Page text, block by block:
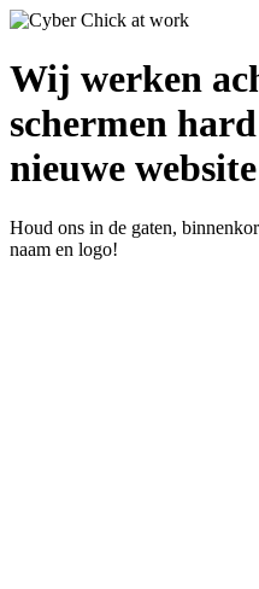
Wij werken
schermen
nieuwe website
Houd ons in de gaten,
naam en logo!